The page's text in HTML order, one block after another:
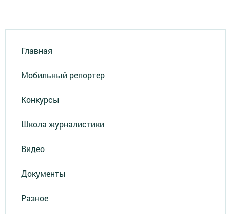
Главная
Мобильный репортер
Конкурсы
Школа журналистики
Видео
Документы
Разное